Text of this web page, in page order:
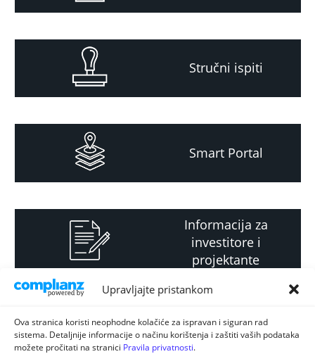
Upravljajte pristankom
Ova stranica koristi neophodne kolačiće za ispravan i siguran rad
sistema. Detaljnije informacije o načinu korištenja i zaštiti vaših podataka
možete pročitati na stranici Pravila privatnosti.
Stručni ispiti
Smart Portal
Informacija za
investitore i
projektante
Strateški i planski
dokument